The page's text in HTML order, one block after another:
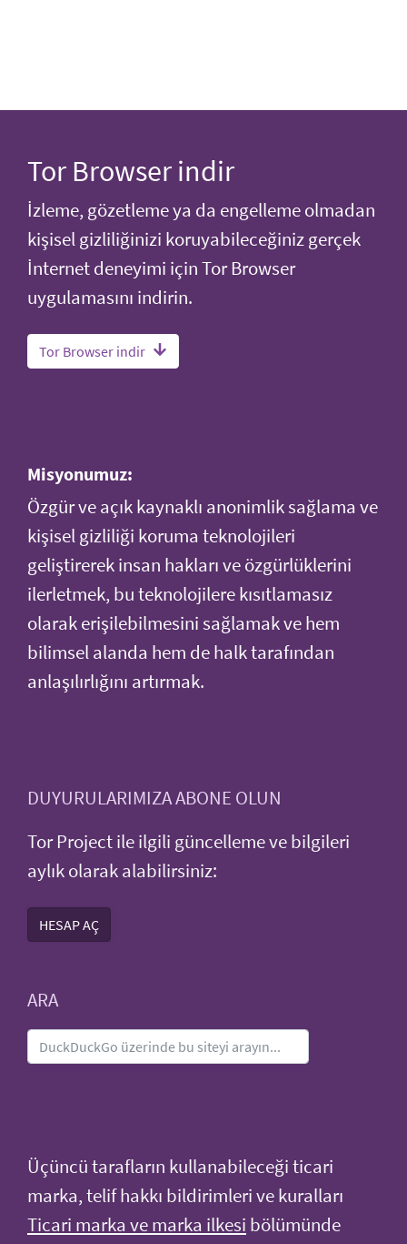
Tor Browser indir
İzleme, gözetleme ya da engelleme olmadan
kişisel gizliliğinizi koruyabileceğiniz gerçek
İnternet deneyimi için Tor Browser
uygulamasını indirin.
Tor Browser indir
Misyonumuz:
Özgür ve açık kaynaklı anonimlik sağlama ve
kişisel gizliliği koruma teknolojileri
geliştirerek insan hakları ve özgürlüklerini
ilerletmek, bu teknolojilere kısıtlamasız
olarak erişilebilmesini sağlamak ve hem
bilimsel alanda hem de halk tarafından
anlaşılırlığını artırmak.
DUYURULARIMIZA ABONE OLUN
Tor Project ile ilgili güncelleme ve bilgileri
aylık olarak alabilirsiniz:
HESAP AÇ
ARA
Üçüncü tarafların kullanabileceği ticari
marka, telif hakkı bildirimleri ve kuralları
Ticari marka ve marka ilkesi bölümünde